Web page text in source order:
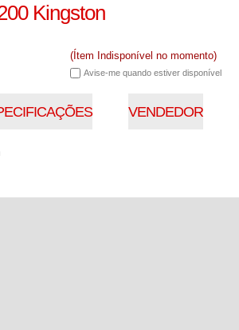
Kingston
(Ítem Indisponível no momento)
Avise-me quando estiver disponível
VENDEDOR